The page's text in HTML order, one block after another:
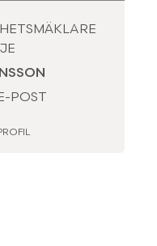
POST